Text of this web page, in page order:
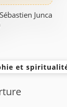
Junca
et